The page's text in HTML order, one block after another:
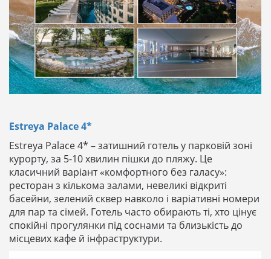
Estreya Palace 4*
Estreya Palace 4* – затишний готель у парковій зоні
курорту, за 5-10 хвилин пішки до пляжу. Це
класичний варіант «комфортного без галасу»:
ресторан з кількома залами, невеликі відкриті
басейни, зелений сквер навколо і варіативні номери
для пар та сімей. Готель часто обирають ті, хто цінує
спокійні прогулянки під соснами та близькість до
місцевих кафе й інфраструктури.